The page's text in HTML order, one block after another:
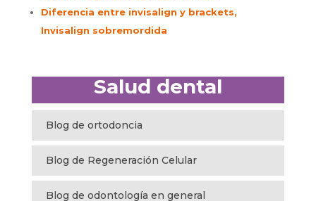
Diferencia entre invisalign y brackets,
Invisalign sobremordida
Salud dental
Blog de ortodoncia
Blog de Regeneración Celular
Blog de odontología en general